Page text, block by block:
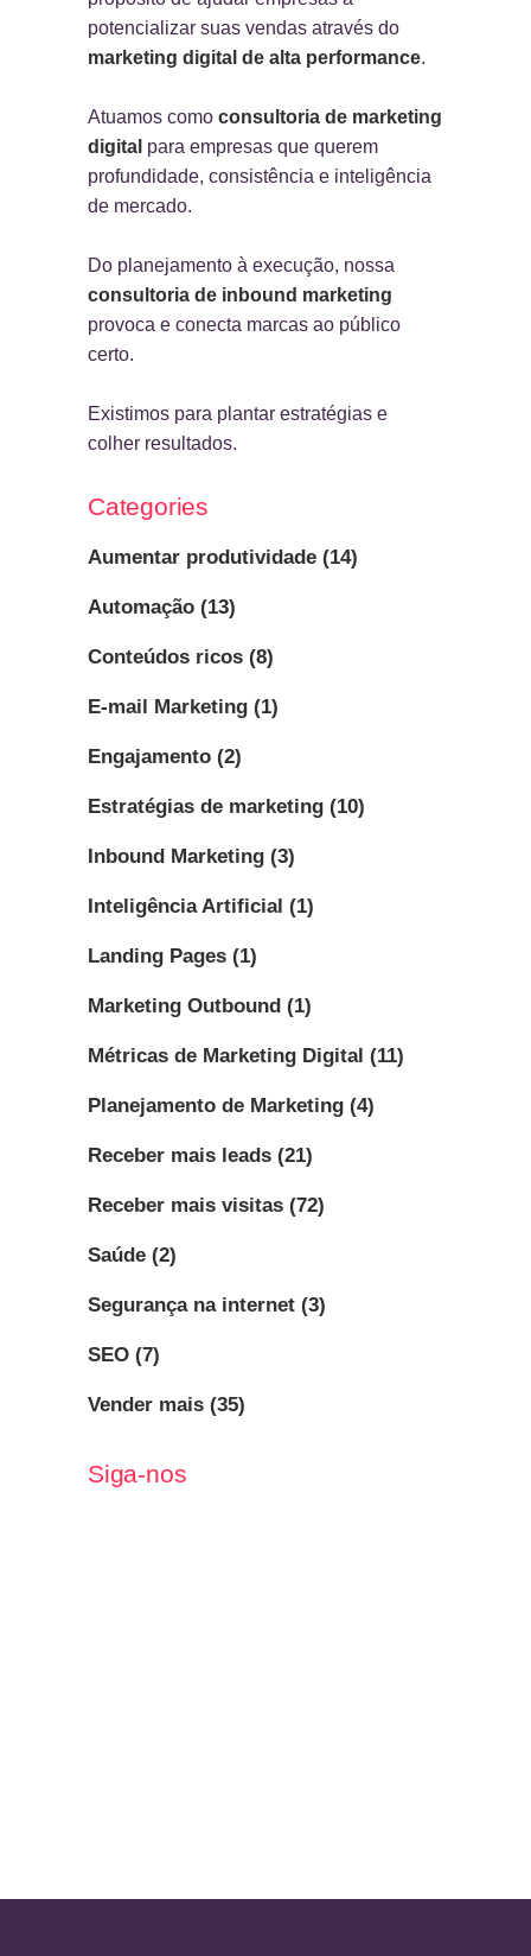
potencializar suas vendas através do
marketing digital de alta performance.
Atuamos como consultoria de marketing
digital para empresas que querem
profundidade, consistência e inteligência
de mercado.
Do planejamento à execução, nossa
consultoria de inbound marketing
provoca e conecta marcas ao público
certo.
Existimos para plantar estratégias e
colher resultados.
Categories
Aumentar produtividade (14)
Automação (13)
Conteúdos ricos (8)
E-mail Marketing (1)
Engajamento (2)
Estratégias de marketing (10)
Inbound Marketing (3)
Inteligência Artificial (1)
Landing Pages (1)
Marketing Outbound (1)
Métricas de Marketing Digital (11)
Planejamento de Marketing (4)
Receber mais leads (21)
Receber mais visitas (72)
Saúde (2)
Segurança na internet (3)
SEO (7)
Vender mais (35)
Siga-nos